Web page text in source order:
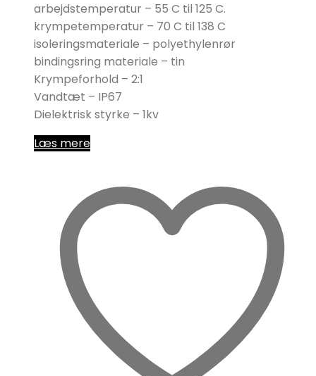
arbejdstemperatur – 55 C til 125 C.
krympetemperatur – 70 C til 138 C
isoleringsmateriale – polyethylenrør
bindingsring materiale – tin
Krympeforhold – 2:1
Vandtæt – IP67
Dielektrisk styrke – 1kv
Læs mere